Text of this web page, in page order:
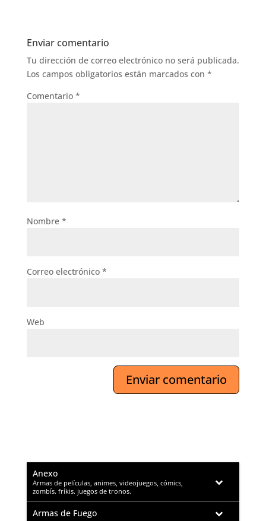
Enviar comentario
Tu dirección de correo electrónico no será publicada.
Los campos obligatorios están marcados con *
Comentario *
Nombre *
Correo electrónico *
Web
Anexo
–
Armas de películas, animes, videojuegos, cómics,
zombís. fríkis. juegos de tronos.
Armas de Fuego